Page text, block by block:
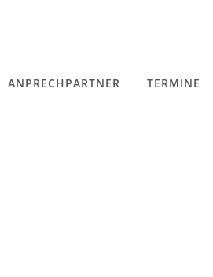
ANPRECHPARTNER TERMINE